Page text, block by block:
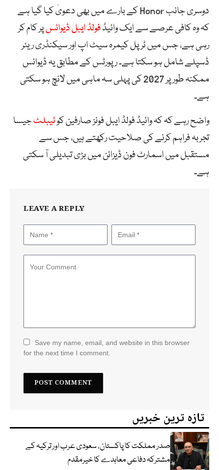
دوسری جانب Honor کے بارے میں بھی دعویٰ کیا گیا ہے
کہ وہ کافی عرصے سے ایک وائیڈفولڈ ایبل ڈیوائسپر کام کر
رہی ہے، جس میں ٹرپل کیمرہ سیٹ اپ اور سیکنڈری ریئر
ڈسپلے شامل ہو سکتا ہے۔ رپورٹس کے مطابق یہ ڈیوائس
ممکنہ طور پر 2027 کی پہلی سہ ماہی میں لانچ ہو سکتی
ہے۔
واضح رہے کہ کہ وائیڈ فولڈ ایبل فونز صارفین کوٹیبلٹجیسا
تجربہ فراہم کرنے کی صلاحیت رکھتے ہیں، جس سے
مستقبل میں اسمارٹ فون ڈیزائن میں بڑی تبدیلی آ سکتی
ہے۔
LEAVE A REPLY
Save my name, email, and website in this browser
for the next time I comment.
تازہ ترین خبریں
صدر مملکت کا پاکستان، سعودی عرب اور ترکیہ کے
مشترکہ دفاعی معاہدے کا خیرمقدم